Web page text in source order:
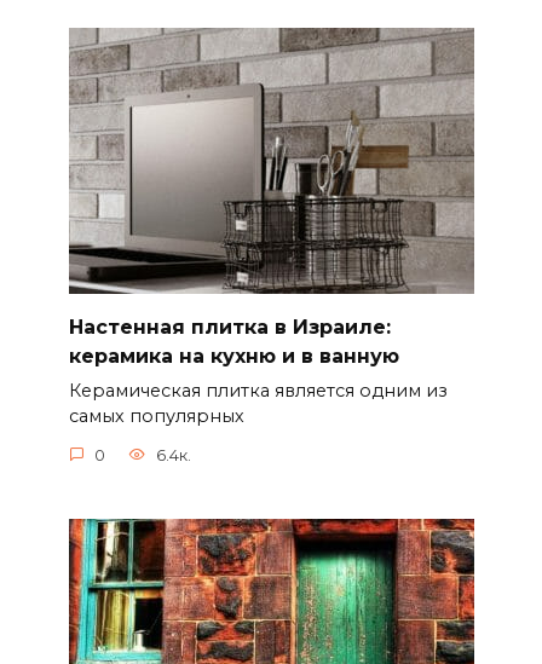
Настенная плитка в Израиле:
керамика на кухню и в ванную
Керамическая плитка является одним из
самых популярных
0 6.4к.